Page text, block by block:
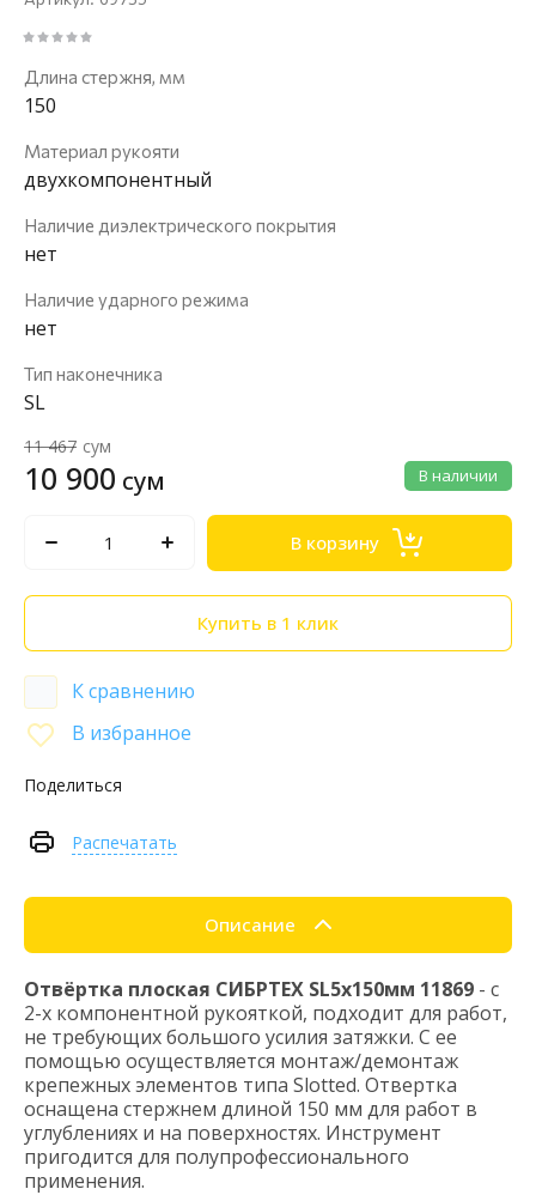
Длина стержня, мм
150
Материал рукояти
двухкомпонентный
Наличие диэлектрического покрытия
нет
Наличие ударного режима
нет
Тип наконечника
SL
В наличии
11 467 сум
10 900 сум
В корзину
Купить в 1 клик
К сравнению
В избранное
Поделиться
Распечатать
Описание
Отвёртка плоская СИБРТЕХ SL5х150мм 11869 - с
2-х компонентной рукояткой, подходит для работ,
не требующих большого усилия затяжки. С ее
помощью осуществляется монтаж/демонтаж
крепежных элементов типа Slotted. Отвертка
оснащена стержнем длиной 150 мм для работ в
углублениях и на поверхностях. Инструмент
пригодится для полупрофессионального
применения.